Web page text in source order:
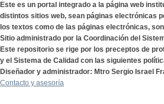
Este es un portal integrado a la página web
distintos sitios web, sean páginas electrónicas
los textos como de las páginas electrónicas,
Sitio administrado por la Coordinación del
Este repositorio se rige por los preceptos de
y el Sistema de Calidad con las siguientes
Diseñador y administrador: Mtro Sergio Israel
Contacto y asesoría